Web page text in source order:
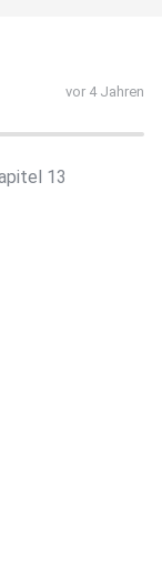
vor 4 Jahren
13